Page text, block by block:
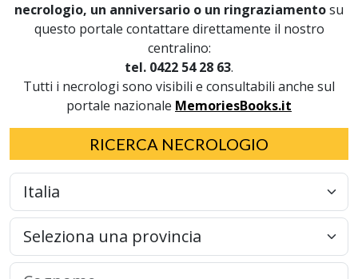
necrologio, un anniversario o un ringraziamentosu
questo portale contattare direttamente il nostro
centralino:
tel. 0422 54 28 63.
Tutti i necrologi sono visibili e consultabili anche sul
portale nazionale MemoriesBooks.it
RICERCA NECROLOGIO